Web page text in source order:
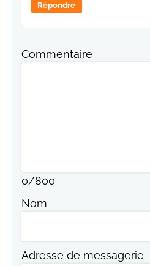
Répondre
Commentaire
0/800
Nom
Adresse de messagerie